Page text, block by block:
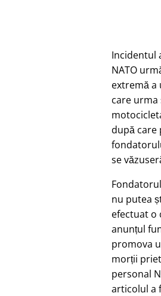
Incidentul
NATO
extremă a
care urma
după care
se
nu putea
efectuat o
anunțul
promova
morții
personal
articolul a